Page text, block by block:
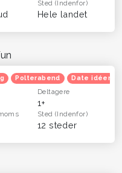
Sted(Indenfor)
Hele landet
Polterabend Date idéer
Deltagere
1+
Sted(Indenfor)
12 steder